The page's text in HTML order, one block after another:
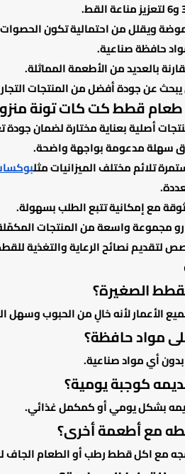
ويقلل من احتمالية تكون
حافظة صناعية.
بالعديد من الأطعمة المماثلة.
عن جودة أفضل من المنتجات
طعام قطط كت كات تونة
أصلية بعناية مختارة لضمان
سهلة مدعومة بواجهة واضحة.
تلائم مختلف الميزانيات مثل
مع إمكانية تتبع الطلب بسهولة.
مجموعة واسعة من المنتجات
لتقديم نصائح الرعاية والتغذية
الصغيرة؟
الأعمار لأنه خالٍ من الحبوب وسهل
مواد حافظة؟
أي مواد صناعية.
كوجبة يومية؟
بشكل يومي أو كمكمل غذائي.
مع أطعمة أخرى؟
مع اكل قطط رطب أو الطعام الجاف